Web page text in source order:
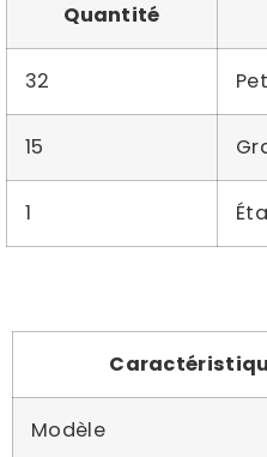
Quantité
32
15
1
Modèle